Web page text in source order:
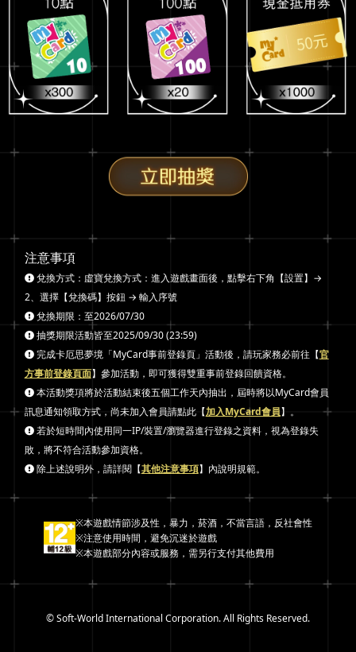
注意事項
兌換方式：虛寶兌換方式：進入遊戲畫面後，點擊右下角【設置】→
2、選擇【兌換碼】按鈕 → 輸入序號
兌換期限：至2026/07/30
抽獎期限活動皆至2025/09/30 (23:59)
完成卡厄思夢境「MyCard事前登錄頁」活動後，請玩家務必前往【官
方事前登錄頁面】參加活動，即可獲得雙重事前登錄回饋資格。
本活動獎項將於活動結束後五個工作天內抽出，屆時將以MyCard會員
訊息通知領取方式，尚未加入會員請點此【加入MyCard會員】。
若於短時間內使用同一IP/裝置/瀏覽器進行登錄之資料，視為登錄失
敗，將不符合活動參加資格。
除上述說明外，請詳閱【其他注意事項】內說明規範。
※本遊戲情節涉及性，暴力，菸酒，不當言語，反社會性
※注意使用時間，避免沉迷於遊戲
※本遊戲部分內容或服務，需另行支付其他費用
© Soft-World International Corporation. All Rights Reserved.